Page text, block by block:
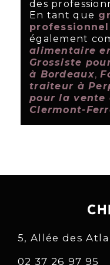
des
En tant que
également
alimentaire
Grossiste
à Bordeaux,
traiteur à
pour la vente
Clermont-
5, Allée des
02 37 26 97 95